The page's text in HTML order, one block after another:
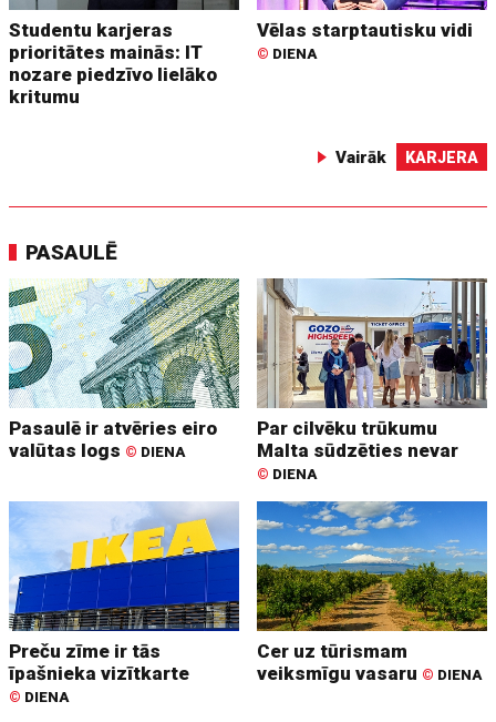
Studentu karjeras
prioritātes mainās: IT
nozare piedzīvo lielāko
kritumu
Vēlas starptautisku vidi
© DIENA
Vairāk KARJERA
PASAULĒ
Pasaulē ir atvēries eiro
valūtas logs © DIENA
Par cilvēku trūkumu
Malta sūdzēties nevar
© DIENA
Preču zīme ir tās
īpašnieka vizītkarte
© DIENA
Cer uz tūrismam
veiksmīgu vasaru © DIENA